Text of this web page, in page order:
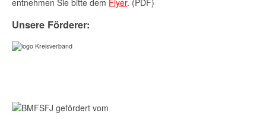
entnehmen Sie bitte dem Flyer. (PDF)
Unsere Förderer: